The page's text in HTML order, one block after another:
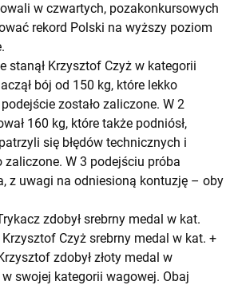
w czwartych, pozakonkursowych
rekord Polski na wyższy poziom
stanął Krzysztof Czyż w kategorii
bój od 150 kg, które lekko
zostało zaliczone. W 2
160 kg, które także podniósł,
się błędów technicznych i
zaliczone. W 3 podejściu próba
z uwagi na odniesioną kontuzję – oby
zdobył srebrny medal w kat.
Czyż srebrny medal w kat. +
zdobył złoty medal w
swojej kategorii wagowej. Obaj